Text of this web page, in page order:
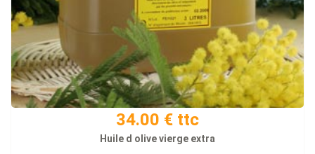
34.00 € ttc
Huile d olive vierge extra